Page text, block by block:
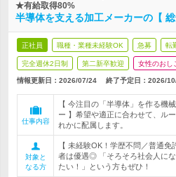
★有給取得80%
半導体を支える加工メーカーの【
正社員 職種・業種未経験OK 急募 転
完全週休2日制 第二新卒歓迎 女性のおし
情報更新日：2026/07/24 終了予定日： 2026/
仕事内容
【 今注目の「半導体」を作る機
ー 】希望や適正に合わせて、ル
れかに配属します。
対象と
なる方
【 未経験OK！学歴不問／普通
者は優遇◎ 「そろそろ社会人に
たい！」という方もぜひ！